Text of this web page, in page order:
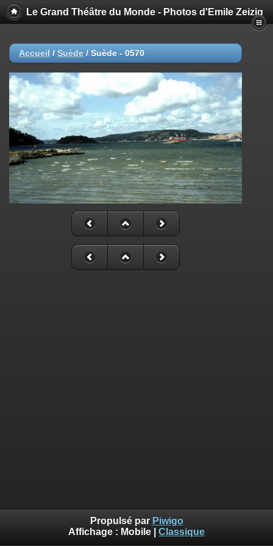
Le Grand Théâtre du Monde - Photos d'Emile Zeizig
Accueil / Suède / Suède - 0570
Propulsé par Piwigo
Affichage : Mobile Classique